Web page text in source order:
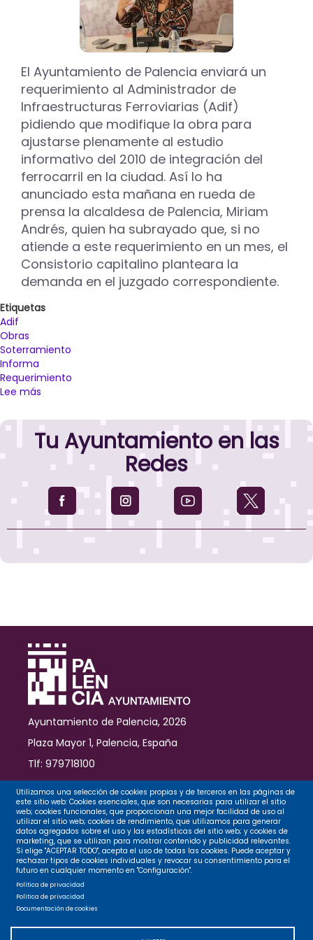
El Ayuntamiento de Palencia enviará un
requerimiento al Administrador de
Infraestructuras Ferroviarias (Adif)
pidiendo que modifique la obra para
ajustarse plenamente al estudio
informativo del 2010 de integración del
ferrocarril en la ciudad. Así lo ha
anunciado esta mañana en rueda de
prensa la alcaldesa de Palencia, Miriam
Andrés, quien ha subrayado que, si no
atiende a este requerimiento en un mes, el
Consistorio capitalino planteara la
demanda en el juzgado correspondiente.
Etiquetas
Adif
Obras
Soterramiento
Informa
Requerimiento
Lee más
Ayuntamiento
de
Palencia
requerimiento
Adif
para
"modifique"
del
ferrocarril
Tu Ayuntamiento en las
Redes
Ayuntamiento de Palencia, 2026
Plaza Mayor 1, Palencia, España
Tlf: 979718100
Contacto
Legal
Privacidad
Utilizamos una selección de cookies propias y de terceros en las páginas de
este sitio web: Cookies esenciales, que son necesarias para utilizar el sitio
web; cookies funcionales, que proporcionan una mejor facilidad de uso al
utilizar el sitio web; cookies de rendimiento, que utilizamos para generar
datos agregados sobre el uso y las estadísticas del sitio web; y cookies de
marketing, que se utilizan para mostrar contenido y publicidad relevantes.
Si elige "ACEPTAR TODO", acepta el uso de todas las cookies. Puede aceptar y
rechazar tipos de cookies individuales y revocar su consentimiento para el
futuro en cualquier momento en "Configuración".
Política de privacidad
Política de privacidad
Documentación de cookies